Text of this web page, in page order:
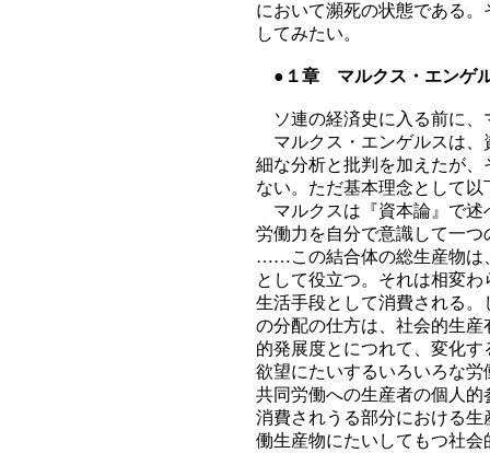
において瀕死の状態である
してみたい。
●１章 マルクス・エンゲル
ソ連の経済史に入る前に、
マルクス・エンゲルスは、
細な分析と批判を加えたが
ない。ただ基本理念として
マルクスは『資本論』で述
労働力を自分で意識して一
……この結合体の総生産物は
として役立つ。それは相変
生活手段として消費される
の分配の仕方は、社会的生
的発展度とにつれて、変化
欲望にたいするいろいろな
共同労働への生産者の個人
消費されうる部分における
働生産物にたいしてもつ社